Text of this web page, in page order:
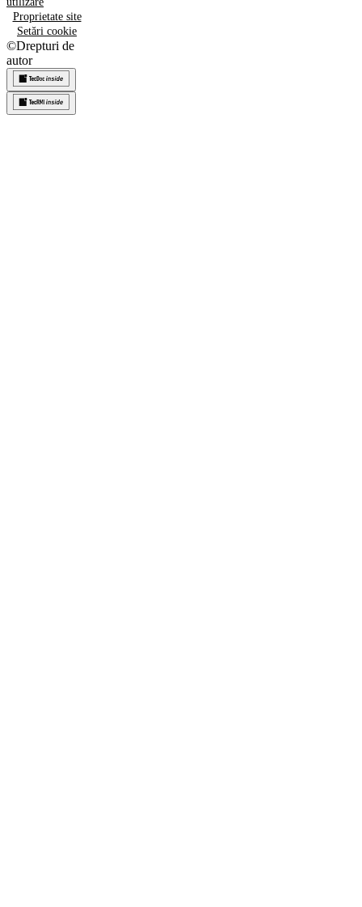
Proprietate site
Setări cookie
©Drepturi de
autor